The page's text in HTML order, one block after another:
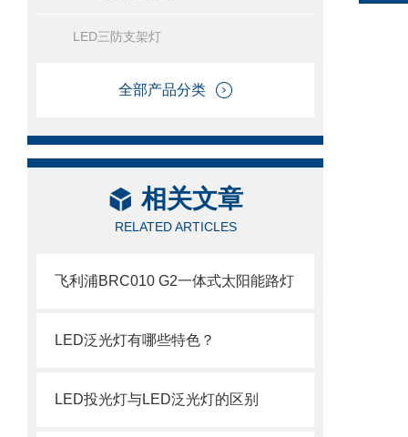
LED三防支架灯
全部产品分类
相关文章
RELATED ARTICLES
飞利浦BRC010 G2一体式太阳能路灯
LED泛光灯有哪些特色？
LED投光灯与LED泛光灯的区别